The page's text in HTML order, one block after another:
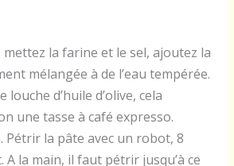
la farine et le sel, ajoutez la
mélangée à de l’eau tempérée.
d’huile d’olive, cela
une tasse à café expresso.
Pétrir la pâte avec un robot, 8
la main, il faut pétrir jusqu’à ce